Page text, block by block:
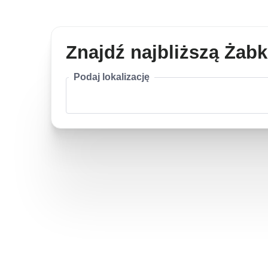
Znajdź najbliższą
Podaj lokalizację